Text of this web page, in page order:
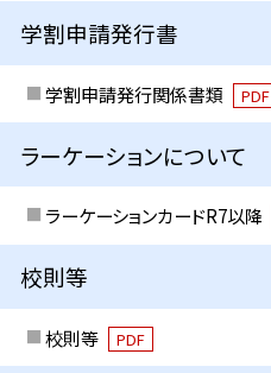
学割申請発行書
学割申請発行関係書類 PDF
ラーケーションについて
ラーケーションカードR7以降
校則等
校則等 PDF